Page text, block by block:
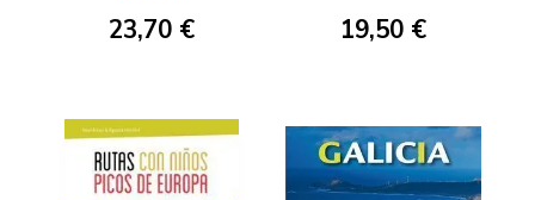
23,70 € 19,50 €